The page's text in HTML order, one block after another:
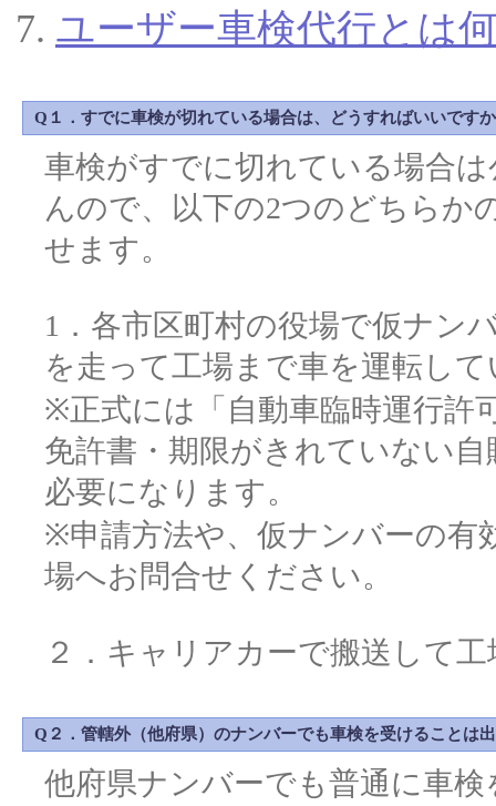
ユーザー車検代行とは
Q１．すでに車検が切れている場合は、どうすればいいです
車検がすでに切れている場合
んので、以下の2つのどちらか
せます。
1．各市区町村の役場で仮ナン
を走って工場まで車を運転し
※正式には「自動車臨時運行許
免許書・期限がきれていない
必要になります。
※申請方法や、仮ナンバーの有
場へお問合せください。
２．キャリアカーで搬送して
Q２．管轄外（他府県）のナンバーでも車検を受けることは
他府県ナンバーでも普通に車